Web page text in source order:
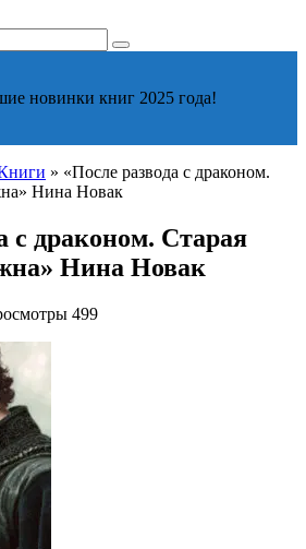
новинки книг 2025 года!
» «После развода с драконом.
Нина Новак
с драконом. Старая
Нина Новак
499